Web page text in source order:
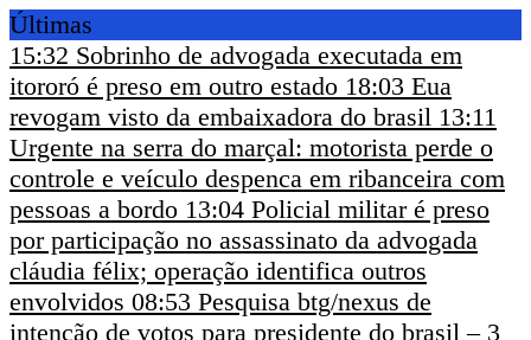
Últimas
15:32 Sobrinho de advogada executada em
itororó é preso em outro estado 18:03 Eua
revogam visto da embaixadora do brasil 13:11
Urgente na serra do marçal: motorista perde o
controle e veículo despenca em ribanceira com
pessoas a bordo 13:04 Policial militar é preso
por participação no assassinato da advogada
cláudia félix; operação identifica outros
envolvidos 08:53 Pesquisa btg/nexus de
intenção de votos para presidente do brasil – 3